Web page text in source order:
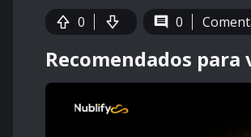
0 0
Recomendados para